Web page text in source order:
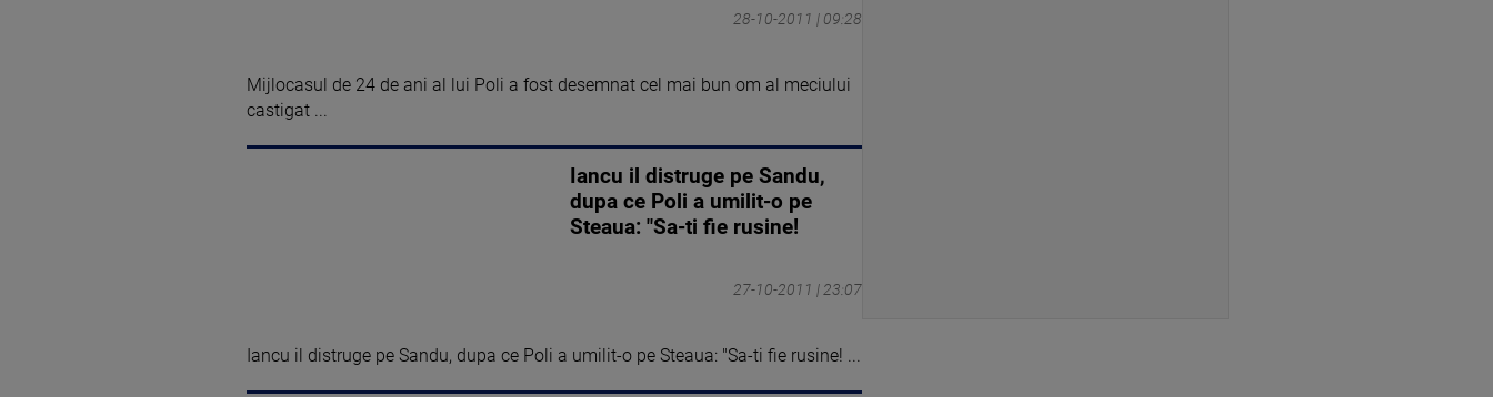
28-10-2011 | 09:28
Mijlocasul de 24 de ani al lui Poli a fost desemnat cel mai bun om al meciului
castigat ...
27-10-2011 | 23:07
Iancu il distruge pe Sandu,
dupa ce Poli a umilit-o pe
Steaua: "Sa-ti fie rusine!
Iancu il distruge pe Sandu, dupa ce Poli a umilit-o pe Steaua: "Sa-ti fie rusine! ...